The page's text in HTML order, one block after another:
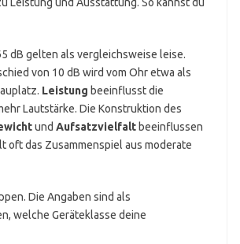
dB gelten als vergleichsweise leise.
von 10 dB wird vom Ohr etwa als
Leistung beeinflusst die
Lautstärke. Die Konstruktion des
und Aufsatzvielfaltbeeinflussen
oft das Zusammenspiel aus moderate
Die Angaben sind als
welche Geräteklasse deine